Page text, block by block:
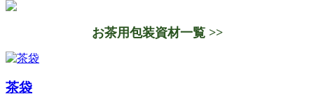
お茶用包装資材一覧 >>
茶袋